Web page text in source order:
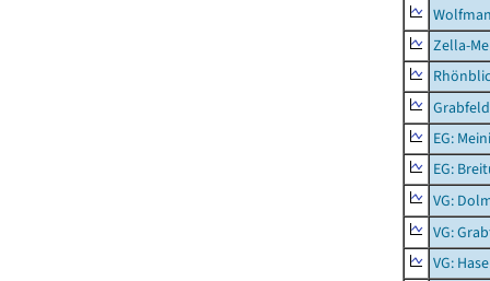
Zella-
Grabfeld
EG:
EG:
VG:
VG:
VG: